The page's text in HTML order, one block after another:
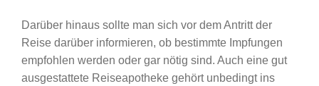
Darüber hinaus sollte man sich vor dem Antritt der
Reise darüber informieren, ob bestimmte Impfungen
empfohlen werden oder gar nötig sind. Auch eine gut
ausgestattete Reiseapotheke gehört unbedingt ins